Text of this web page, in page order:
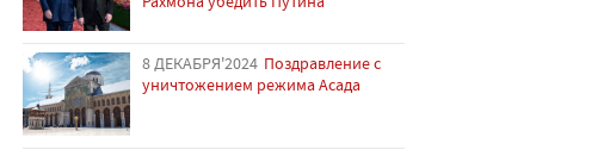
8 ДЕКАБРЯ'2024 Поздравление с
уничтожением режима Асада